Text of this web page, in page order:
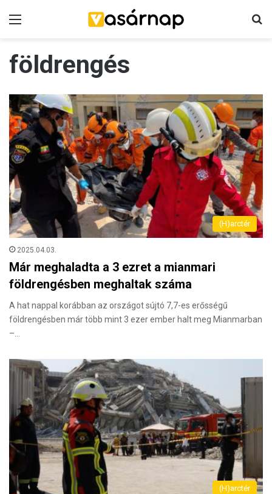
földrengés
(H)arctér
2025.04.03.
Már meghaladta a 3 ezret a mianmari
földrengésben meghaltak száma
A hat nappal korábban az országot sújtó 7,7-es erősségű
földrengésben már több mint 3 ezer ember halt meg Mianmarban
–…
(H)arctér